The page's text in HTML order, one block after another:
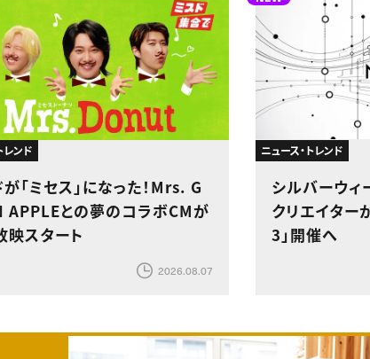
レンド
「ミセス」になった！Mrs. G
APPLEとの夢のコラボCMが
映スタート
2026.08.07
ニュース・トレンド
シルバーウ
クリエイター
3」開催へ